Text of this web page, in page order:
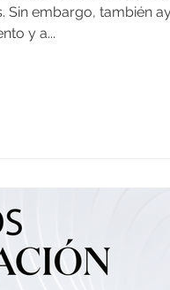
Sin embargo, también
y a...